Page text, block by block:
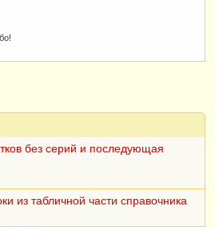
без серий и последующая
из табличной части справочника